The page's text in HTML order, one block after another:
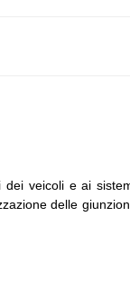
dei veicoli e ai
delle